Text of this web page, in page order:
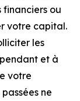
financiers ou
votre capital.
les
et à
votre
ne